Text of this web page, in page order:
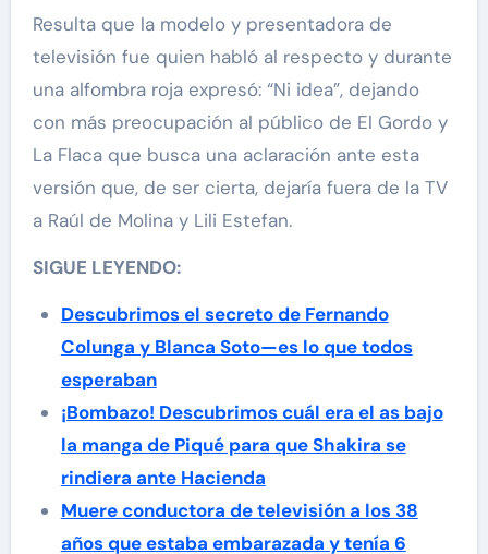
Resulta que la modelo y presentadora de
televisión fue quien habló al respecto y durante
una alfombra roja expresó: “Ni idea”, dejando
con más preocupación al público de El Gordo y
La Flaca que busca una aclaración ante esta
versión que, de ser cierta, dejaría fuera de la TV
a Raúl de Molina y Lili Estefan.
SIGUE LEYENDO:
Descubrimos el secreto de Fernando
Colunga y Blanca Soto—es lo que todos
esperaban
¡Bombazo! Descubrimos cuál era el as bajo
la manga de Piqué para que Shakira se
rindiera ante Hacienda
Muere conductora de televisión a los 38
años que estaba embarazada y tenía 6